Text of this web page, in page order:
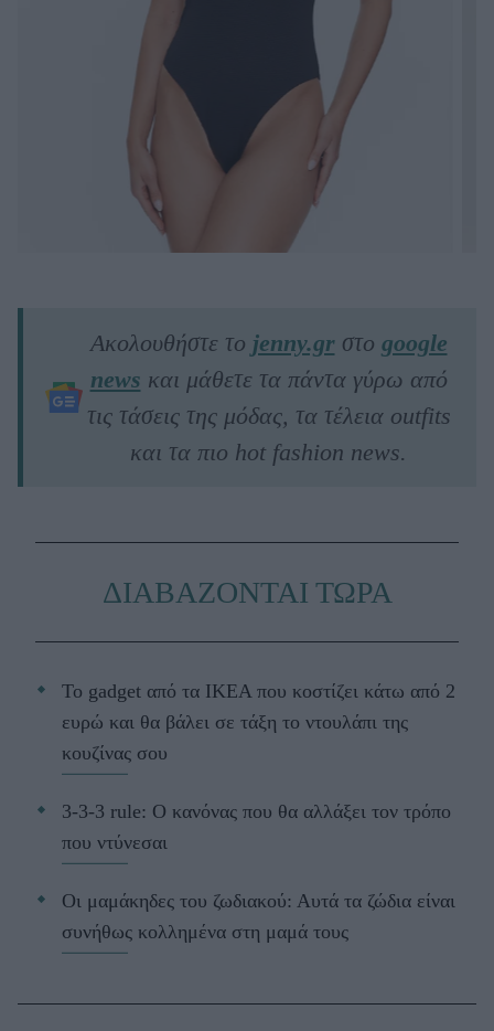
Ακολουθήστε το jenny.grστο google
news και μάθετε τα πάντα γύρω από
τις τάσεις της μόδας, τα τέλεια outfits
και τα πιο hot fashion news.
ΔΙΑΒΑΖΟΝΤΑΙ ΤΩΡΑ
Το gadget από τα IKEA που κοστίζει κάτω από 2
ευρώ και θα βάλει σε τάξη το ντουλάπι της
κουζίνας σου
3-3-3 rule: Ο κανόνας που θα αλλάξει τον τρόπο
που ντύνεσαι
Οι μαμάκηδες του ζωδιακού: Αυτά τα ζώδια είναι
συνήθως κολλημένα στη μαμά τους